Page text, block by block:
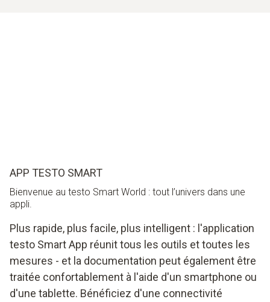
APP TESTO SMART
Bienvenue au testo Smart World : tout l’univers dans une
appli.
Plus rapide, plus facile, plus intelligent : l'application
testo Smart App réunit tous les outils et toutes les
mesures - et la documentation peut également être
traitée confortablement à l'aide d'un smartphone ou
d'une tablette. Bénéficiez d'une connectivité